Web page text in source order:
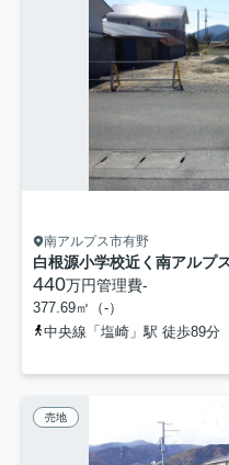
南アルプス市有野
白根源小学校近く南アルプ
440万円管理費-
377.69㎡（-）
中央線「塩崎」駅 徒歩89分
売地